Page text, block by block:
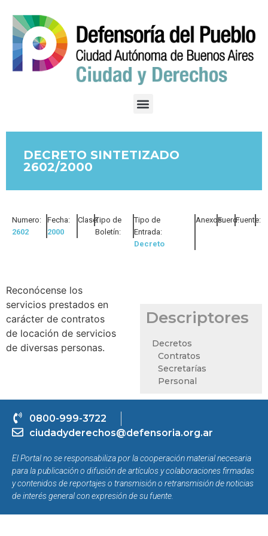
DECRETO SINTETIZADO
2602/2000
Numero:
2602
Fecha:
2000
Clase:Tipo de
Boletín:
Tipo de
Entrada:
Decreto
Anexos:Fuero:Fuente:
Reconócense los
servicios prestados en
carácter de contratos
de locación de servicios
de diversas personas.
Descriptores
Decretos
Contratos
Secretarías
Personal
0800-999-3722
ciudadyderechos@defensoria.org.ar
El Portal no se responsabiliza por la cooperación material necesaria
para la publicación o difusión de artículos y colaboraciones firmadas
y contenidos de reportajes o transmisión o retransmisión de noticias
de interés general con expresión de su fuente.